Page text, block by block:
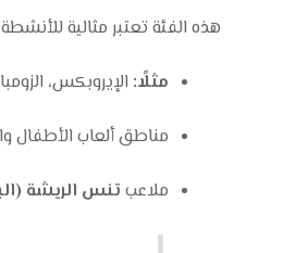
هذه الفئة تعتبر مثالية
مثلًا: الإيروبكس،
مناطق ألعاب الأطفال
ملاعبتنس الريشة